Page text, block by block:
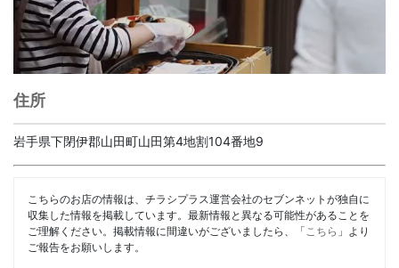
住所
岩手県下閉伊郡山田町山田第4地割104番地9
こちらのお店の情報は、チラシプラス運営会社のセブンネットが独自に
収集した情報を掲載しています。最新情報と異なる可能性があることを
ご理解ください。掲載情報に間違いがございましたら、「 こちら 」より
ご報告をお願いします。